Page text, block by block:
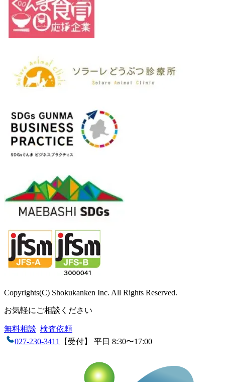
Copyrights(C) Shokukanken Inc. All Rights Reserved.
お気軽にご相談ください
無料相談 検査依頼
027-230-3411
【受付】 平日 8:30〜17:00